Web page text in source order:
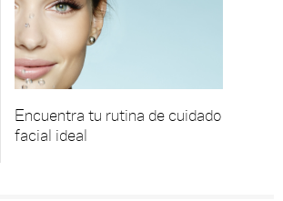
Encuentra tu rutina de cuidado
facial ideal